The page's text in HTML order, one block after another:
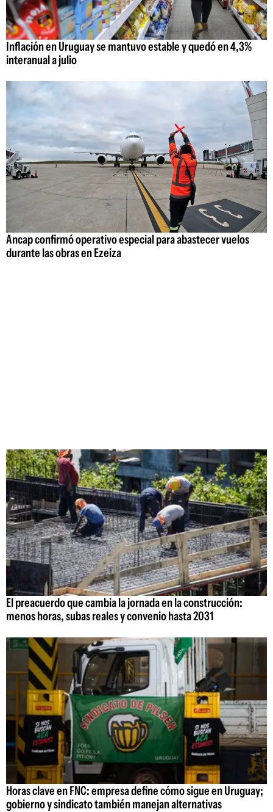
Inflación en Uruguay se mantuvo estable y quedó en 4,3%
interanual a julio
Ancap confirmó operativo especial para abastecer vuelos
durante las obras en Ezeiza
El preacuerdo que cambia la jornada en la construcción:
menos horas, subas reales y convenio hasta 2031
Horas clave en FNC: empresa define cómo sigue en Uruguay;
gobierno y sindicato también manejan alternativas